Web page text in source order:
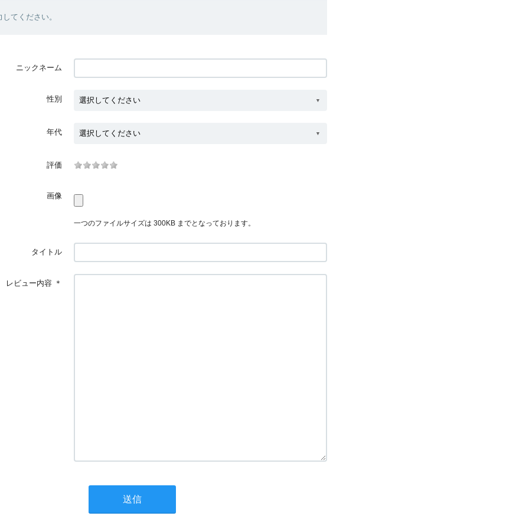
てください。
ニックネーム
性別
年代
評価
画像
一つのファイルサイズは 300KB までとなっております。
タイトル
レビュー内容 ＊